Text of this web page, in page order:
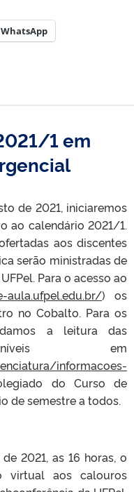
WhatsApp
1 em
de 2021, iniciaremos
ao calendário 2021/1.
aos discentes
serão ministradas de
Para o acesso ao
aula.ufpel.edu.br/) os
no Cobalto. Para os
a leitura das
em
informacoes-
do Curso de
de semestre a todos.
2021, as 16 horas, o
virtual aos calouros